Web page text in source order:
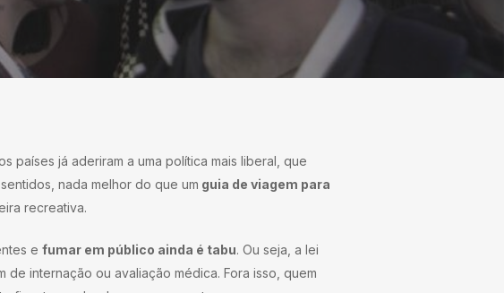
países já aderiram a uma política mais liberal, que
nada melhor do que um guia de viagem para
recreativa.
e fumar em público ainda é tabu. Ou seja, a lei
internação ou avaliação médica. Fora isso, quem